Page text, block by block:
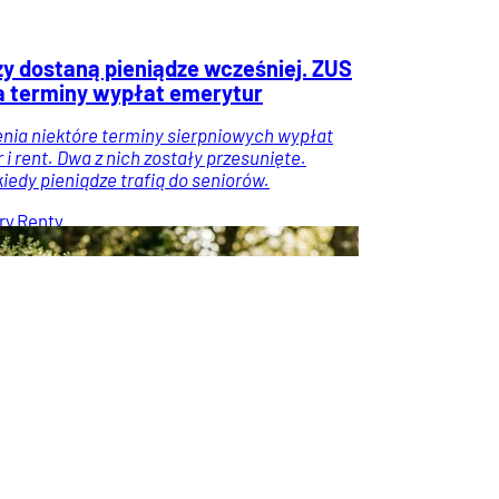
dostaną pieniądze wcześniej. ZUS
terminy wypłat emerytur
niektóre terminy sierpniowych wypłat
rent. Dwa z nich zostały przesunięte.
pieniądze trafią do seniorów.
Renty